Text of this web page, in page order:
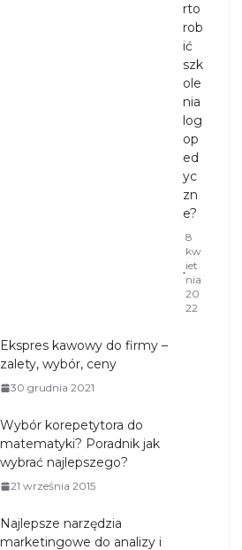
rto
rob
ić
szk
ole
nia
log
op
ed
yc
zn
e?
8
kw
iet
nia
20
22
Ekspres kawowy do firmy –
zalety, wybór, ceny
30 grudnia 2021
Wybór korepetytora do
matematyki? Poradnik jak
wybrać najlepszego?
21 września 2015
Najlepsze narzędzia
marketingowe do analizy i